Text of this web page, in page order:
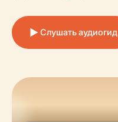
Слушать аудиогид